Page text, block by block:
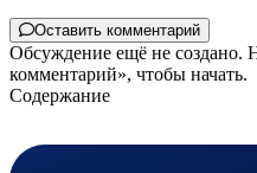
Оставить комментарий
Обсуждение ещё не создано.
комментарий», чтобы начать.
Содержание